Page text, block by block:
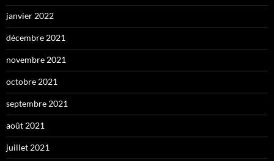
janvier 2022
décembre 2021
novembre 2021
octobre 2021
septembre 2021
août 2021
juillet 2021